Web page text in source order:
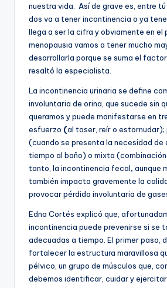
nuestra vida. Así de grave es, entre tú
dos va a tener incontinencia o ya
llega a ser la cifra y obviamente en el
menopausia vamos a tener mucho
desarrollarla porque se suma el factor
resaltó la especialista.
La incontinencia urinaria se define
involuntaria de orina, que sucede sin
queramos y puede manifestarse en
esfuerzo (al toser, reír o estornudar);
(cuando se presenta la necesidad de
tiempo al baño) o mixta (combinación
tanto, la incontinencia fecal, aunque
también impacta gravemente la
provocar pérdida involuntaria de
Edna Cortés explicó que,
incontinencia puede prevenirse si se
adecuadas a tiempo. El primer paso,
fortalecer la estructura maravillosa
pélvico, un grupo de músculos que,
debemos identificar, cuidar y ejercitar